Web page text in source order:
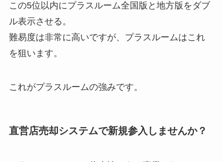
この5位以内にプラスルーム全国版と地方版をダブ
ル表示させる。
難易度は非常に高いですが、プラスルームはこれ
を狙います。
これがプラスルームの強みです。
直営店売却システムで新規参入しませんか？